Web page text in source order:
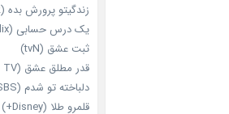
زندگیتو پرورش بده (KBS2)
یک درس حسابی (Netflix)
ثبت عشق (tvN)
قدر مطلق عشق (COUPANG TV)
دلباخته تو شدم (SBS)
قلمرو طلا (Disney+)